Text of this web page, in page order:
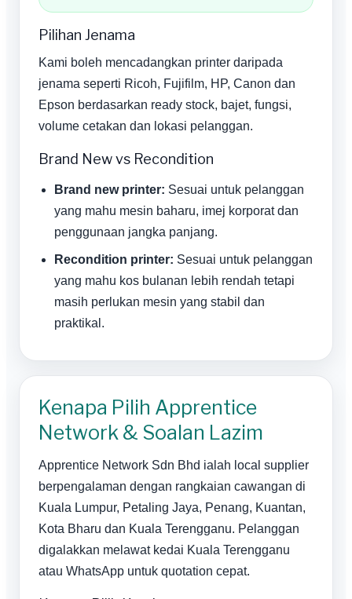
Pilihan Jenama
Kami boleh mencadangkan printer daripada
jenama seperti Ricoh, Fujifilm, HP, Canon dan
Epson berdasarkan ready stock, bajet, fungsi,
volume cetakan dan lokasi pelanggan.
Brand New vs Recondition
Brand new printer: Sesuai untuk pelanggan
yang mahu mesin baharu, imej korporat dan
penggunaan jangka panjang.
Recondition printer: Sesuai untuk pelanggan
yang mahu kos bulanan lebih rendah tetapi
masih perlukan mesin yang stabil dan
praktikal.
Kenapa Pilih Apprentice
Network & Soalan Lazim
Apprentice Network Sdn Bhd ialah local supplier
berpengalaman dengan rangkaian cawangan di
Kuala Lumpur, Petaling Jaya, Penang, Kuantan,
Kota Bharu dan Kuala Terengganu. Pelanggan
digalakkan melawat kedai Kuala Terengganu
atau WhatsApp untuk quotation cepat.